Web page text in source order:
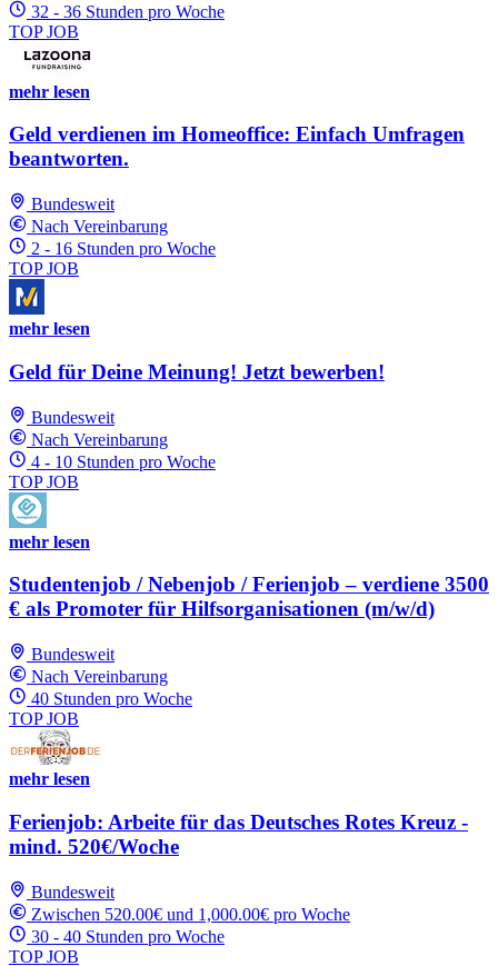
32 - 36 Stunden pro Woche
TOP JOB
mehr lesen
Geld verdienen im Homeoffice: Einfach Umfragen
beantworten.
Bundesweit
Nach Vereinbarung
2 - 16 Stunden pro Woche
TOP JOB
mehr lesen
Geld für Deine Meinung! Jetzt bewerben!
Bundesweit
Nach Vereinbarung
4 - 10 Stunden pro Woche
TOP JOB
mehr lesen
Studentenjob / Nebenjob / Ferienjob – verdiene 3500
€ als Promoter für Hilfsorganisationen (m/w/d)
Bundesweit
Nach Vereinbarung
40 Stunden pro Woche
TOP JOB
mehr lesen
Ferienjob: Arbeite für das Deutsches Rotes Kreuz -
mind. 520€/Woche
Bundesweit
Zwischen 520.00€ und 1,000.00€ pro Woche
30 - 40 Stunden pro Woche
TOP JOB